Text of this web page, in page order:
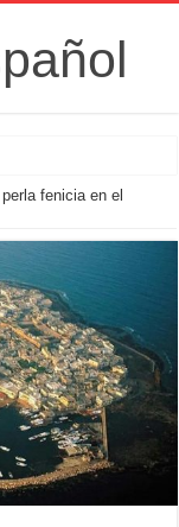
en la zona rural
fenicia en el